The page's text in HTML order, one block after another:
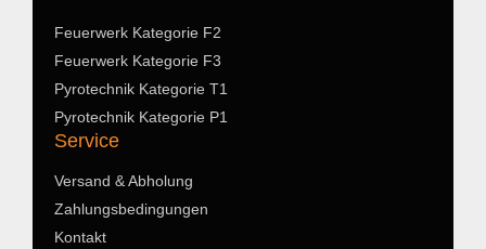
Feuerwerk Kategorie F2
Feuerwerk Kategorie F3
Pyrotechnik Kategorie T1
Pyrotechnik Kategorie P1
Service
Versand & Abholung
Zahlungsbedingungen
Kontakt